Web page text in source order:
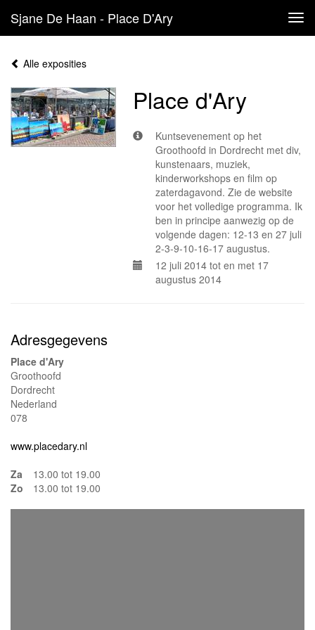
Sjane De Haan - Place D'Ary
Alle exposities
Place d'Ary
Kuntsevenement op het
Groothoofd in Dordrecht met div,
kunstenaars, muziek,
kinderworkshops en film op
zaterdagavond. Zie de website
voor het volledige programma. Ik
ben in principe aanwezig op de
volgende dagen: 12-13 en 27 juli
2-3-9-10-16-17 augustus.
12 juli 2014 tot en met 17
augustus 2014
Adresgegevens
Place d'Ary
Groothoofd
Dordrecht
Nederland
078
www.placedary.nl
Za
13.00 tot 19.00
Zo
13.00 tot 19.00